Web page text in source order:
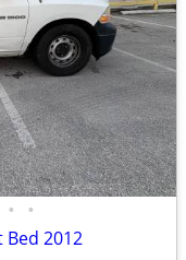
• •
Bed 2012